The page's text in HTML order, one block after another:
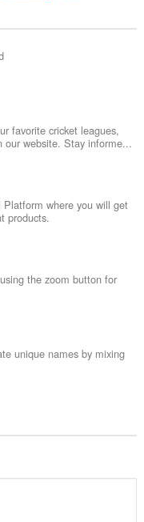
favorite cricket leagues,
website. Stay informe...
where you will get
products.
the zoom button for
unique names by mixing